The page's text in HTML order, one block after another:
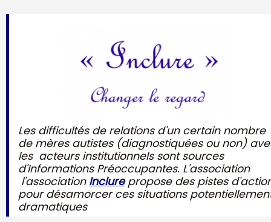
Les difficultés de relations d'un certain nombre
de mères autistes (diagnostiquées ou non)
les acteurs institutionnels sont sources
d'Informations Préoccupantes. L'association
l'association Inclurepropose des pistes
pour désamorcer ces situations
dramatiques